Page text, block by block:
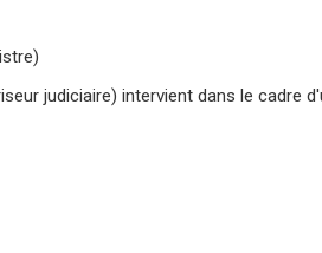
judiciaire) intervient dans le cadre